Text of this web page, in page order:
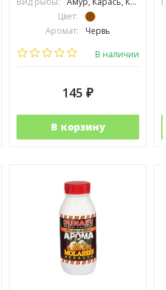
Цвет:
Аромат:
Червь
Фракция:
В наличии
145 ₽
В корзину